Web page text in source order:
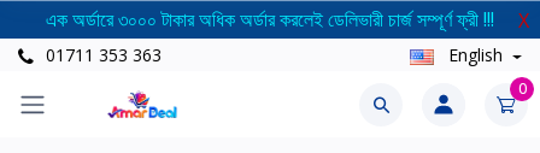
এক অর্ডারে ৩০০০ টাকার অধিক অর্ডার করলেই ডেলিভারী চার্জ সম্পূর্ণ ফ্রী !!! X
01711 353 363 English
0